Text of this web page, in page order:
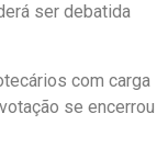
ser debatida
com carga
se encerrou